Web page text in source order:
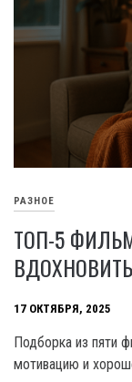
РАЗНОЕ
ТОП-5
17 ОКТЯБРЯ, 2025
Подборка из пяти
мотивацию и